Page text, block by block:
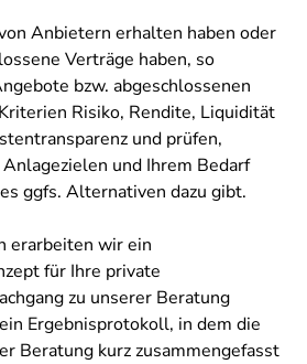
Anbietern erhalten haben oder
Verträge haben, so
bzw. abgeschlossenen
Risiko, Rendite, Liquidität
und prüfen,
und Ihrem Bedarf
ggfs. Alternativen dazu gibt.
erarbeiten wir ein
für Ihre private
zu unserer Beratung
Ergebnisprotokoll, in dem die
Beratung kurz zusammengefasst